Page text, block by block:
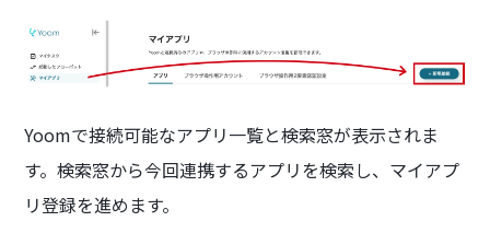
Yoomで接続可能なアプリ一覧と検索窓が表示されま
す。検索窓から今回連携するアプリを検索し、マイアプ
リ登録を進めます。